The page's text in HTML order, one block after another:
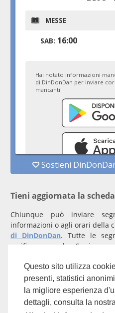
Questo sito utilizza
presenti, statistici
la migliore esperienza
dettagli, consulta la
Tieni aggiornata la
Chiunque può inviare
informazioni o agli orari della
di DinDonDan. Tutte le
verifica manuale. Se
con un
comunicazioni prioritarie
Per qualunque domanda